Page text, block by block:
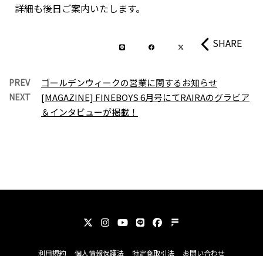
詳細も後日ご案内いたします。
SHARE
PREV ゴールデンウィークの営業に関するお知らせ
NEXT
[MAGAZINE] FINEBOYS 6月号にてRAIRAのグラビア
＆インタビューが掲載！
利用規約 個人情報保護法 特定商取引法 お問い合わせ